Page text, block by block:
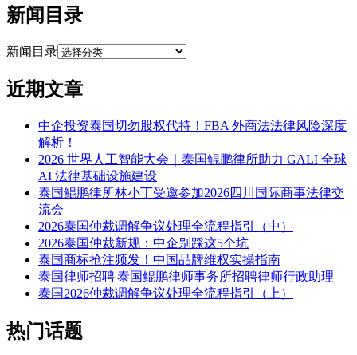
新闻目录
新闻目录
近期文章
中企投资泰国切勿股权代持！FBA 外商法法律风险深度
解析！
2026 世界人工智能大会｜泰国鲲鹏律所助力 GALI 全球
AI 法律基础设施建设
泰国鲲鹏律所林小丁受邀参加2026四川国际商事法律交
流会
2026泰国仲裁调解争议处理全流程指引（中）
2026泰国仲裁新规：中企别踩这5个坑
泰国商标抢注频发！中国品牌维权实操指南
泰国律师招聘|泰国鲲鹏律师事务所招聘律师行政助理
泰国2026仲裁调解争议处理全流程指引（上）
热门话题